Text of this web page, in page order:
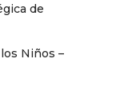
de
Niños –